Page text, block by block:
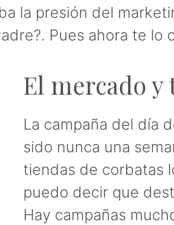
la presión del
Pues ahora te lo
El mercado y
La campaña del día
sido nunca una
tiendas de corbatas
puedo decir que
Hay campañas